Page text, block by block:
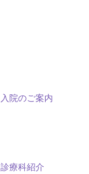
入院のご案内
診療科紹介